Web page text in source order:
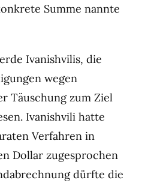
Summe nannte
Ivanishvilis, die
wegen
Täuschung zum Ziel
Ivanishvili hatte
Verfahren in
Dollar zugesprochen
dürfte die